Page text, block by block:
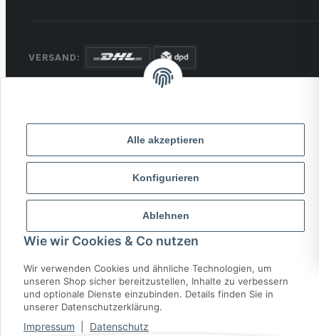
Alle akzeptieren
Konfigurieren
Ablehnen
Wie wir Cookies & Co nutzen
Wir verwenden Cookies und ähnliche Technologien, um
unseren Shop sicher bereitzustellen, Inhalte zu verbessern
und optionale Dienste einzubinden. Details finden Sie in
unserer Datenschutzerklärung.
Impressum Datenschutz
VERSAND:
Überweisung
© 2026 MCTRADE24. Alle Rechte vorbehalten.
Powered byMD IT Solutions